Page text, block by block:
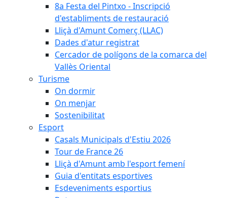
8a Festa del Pintxo - Inscripció
d'establiments de restauració
Lliçà d'Amunt Comerç (LLAC)
Dades d'atur registrat
Cercador de polígons de la comarca del
Vallès Oriental
Turisme
On dormir
On menjar
Sostenibilitat
Esport
Casals Municipals d'Estiu 2026
Tour de France 26
Lliçà d'Amunt amb l'esport femení
Guia d'entitats esportives
Esdeveniments esportius